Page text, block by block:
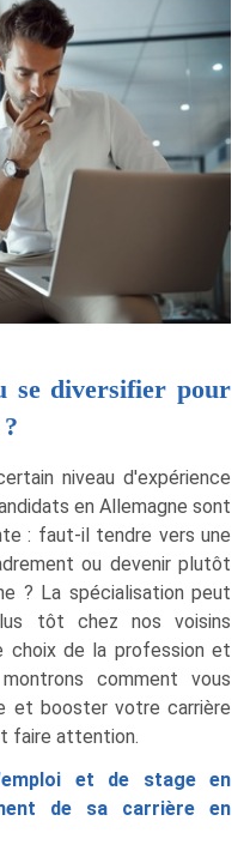
se diversifier pour
niveau d'expérience
en Allemagne sont
: faut-il tendre vers une
ou devenir plutôt
? La spécialisation peut
tôt chez nos voisins
choix de la profession et
comment vous
et booster votre carrière
faire attention.
et de stage en
de sa carrière en